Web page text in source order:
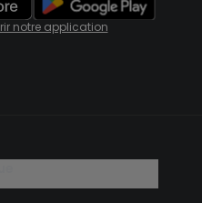
notre application